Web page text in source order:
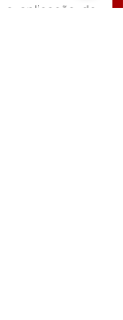
a aplicação de